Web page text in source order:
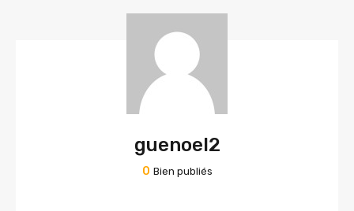
guenoel2
0 Bien publiés